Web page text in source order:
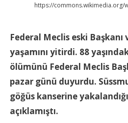
https://commons.wikimedia.org/
Federal Meclis eski
yaşamını yitirdi. 88
ölümünü Federal Meclis
pazar günü duyurdu.
göğüs kanserine
açıklamıştı.